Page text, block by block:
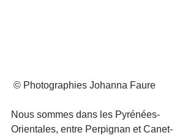
© Photographies Johanna Faure
Nous sommes dans les Pyrénées-
Orientales, entre Perpignan et Canet-